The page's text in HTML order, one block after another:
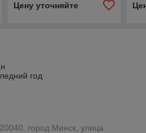
Цену уточняйте
год
город Минск, улица